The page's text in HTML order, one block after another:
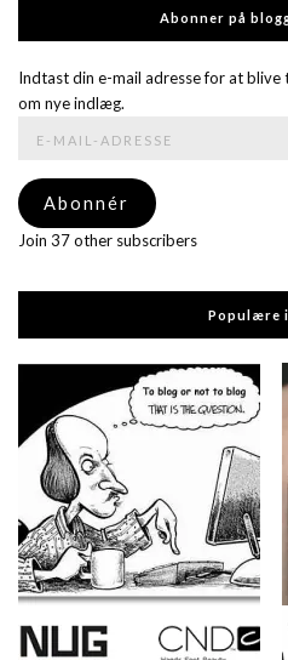
Abonner på
Indtast din e-mail adresse for at
om nye indlæg.
adresse
Abonnér
Join 37 other subscribers
Populære